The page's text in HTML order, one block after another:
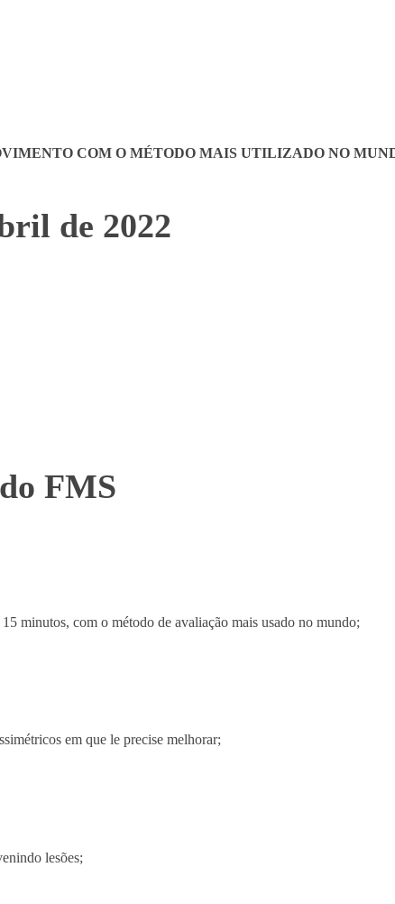
COM O MÉTODO MAIS UTILIZADO NO
de 2022
FMS
minutos, com o método de avaliação mais usado no mundo;
em que le precise melhorar;
lesões;